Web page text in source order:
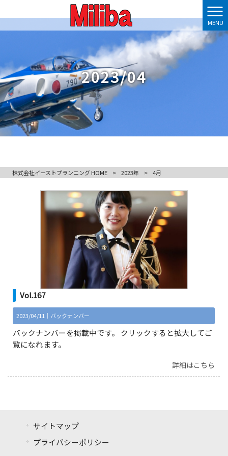
MENU
2023/04
株式会社イーストプランニング HOME > 2023年 > 4月
Vol.167
2023/04/11｜ バックナンバー
バックナンバーを掲載中です。 クリックすると拡大してご
覧になれます。
詳細はこちら
サイトマップ
プライバシーポリシー